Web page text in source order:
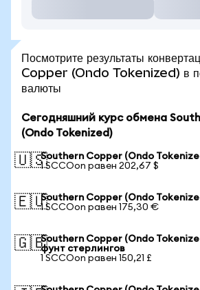
Посмотрите результаты
Copper (Ondo Tokenized) в
валюты
Сегодняшний курс обмена
(Ondo Tokenized)
🇺🇸Southern Copper (Ondo
1 SCCOon равен 202,67 $
🇪🇺Southern Copper (Ondo
1 SCCOon равен 175,30 €
🇬🇧Southern Copper (Ondo
фунт стерлингов
1 SCCOon равен 150,21 £